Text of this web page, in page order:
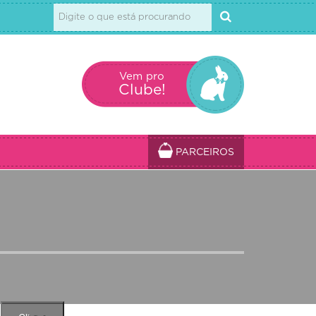
Vem pro
Clube!
PARCEIROS